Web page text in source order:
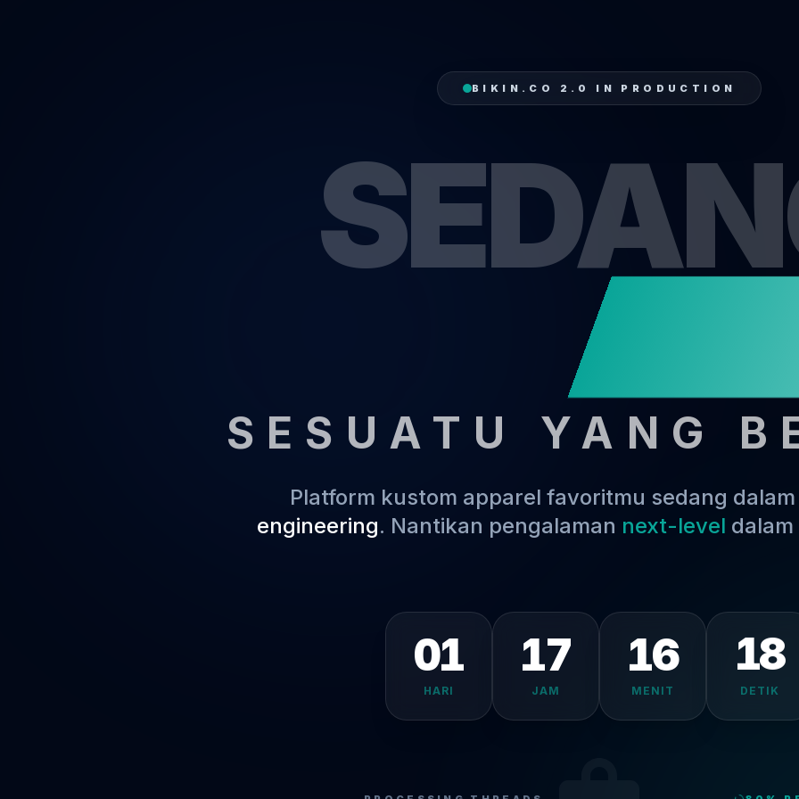
BIKIN.CO 2.0 IN PRODUCTION
SESUATU YANG
Platform kustom apparel favoritmu sedang
engineering. Nantikan pengalaman next-level
01
HARI
17
JAM
16
MENIT
18
DETIK